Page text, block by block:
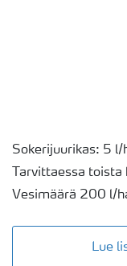
Sokerijuurikas: 5
Tarvittaessa
Vesimäärä 200 l/
Lue